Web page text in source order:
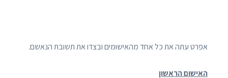
אפרט עתה את כל אחד מהאישומים ובצדו את תשובת הנאשם.
האישום הראשון